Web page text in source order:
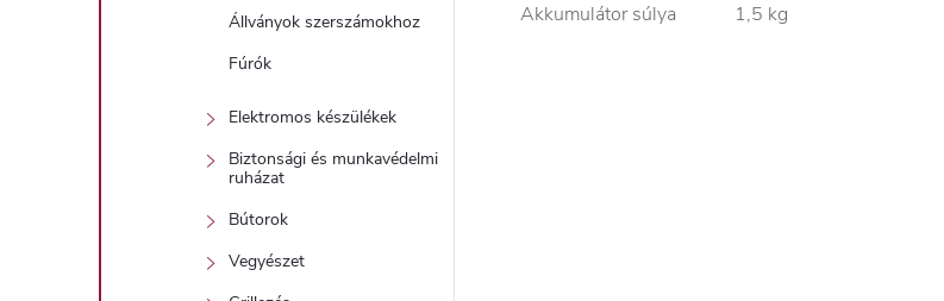
Állványok szerszámokhoz
Fúrók
Elektromos készülékek
Biztonsági és munkavédelmi
ruházat
Bútorok
Vegyészet
Akkumulátor súlya
1,5 kg